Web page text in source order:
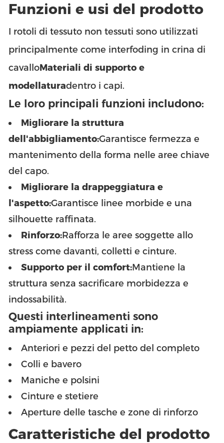
Funzioni e usi del prodotto
I rotoli di tessuto non tessuti sono utilizzati
principalmente come interfoding in crina di
cavalloMateriali di supporto e
modellaturadentro i capi.
Le loro principali funzioni includono:
Migliorare la struttura
dell'abbigliamento:Garantisce fermezza e
mantenimento della forma nelle aree chiave
del capo.
Migliorare la drappeggiatura e
l'aspetto:Garantisce linee morbide e una
silhouette raffinata.
Rinforzo:Rafforza le aree soggette allo
stress come davanti, colletti e cinture.
Supporto per il comfort:Mantiene la
struttura senza sacrificare morbidezza e
indossabilità.
Questi interlineamenti sono
ampiamente applicati in:
Anteriori e pezzi del petto del completo
Colli e bavero
Maniche e polsini
Cinture e stetiere
Aperture delle tasche e zone di rinforzo
Caratteristiche del prodotto